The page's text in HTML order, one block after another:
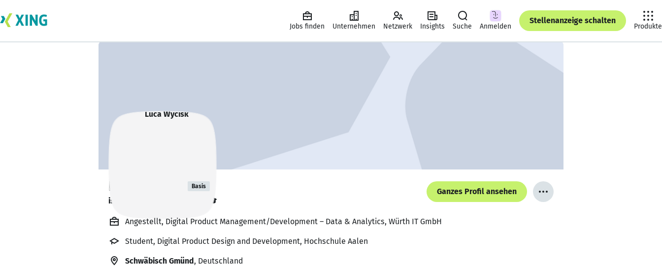
Jobs finden Unternehmen Netzwerk Insights Suche Anmelden
Stellenanzeige schalten
Produkte
Luca Wycisk Basis
ist kurz vor dem Abschluss. 🎓
Ganzes Profil ansehen
Angestellt, Digital Product Management/Development – Data & Analytics, Würth IT GmbH
Student, Digital Product Design and Development, Hochschule Aalen
Schwäbisch Gmünd, Deutschland